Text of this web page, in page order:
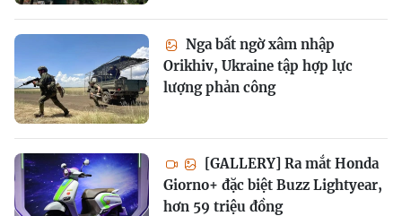
Nga bất ngờ xâm nhập
Orikhiv, Ukraine tập hợp lực
lượng phản công
[GALLERY] Ra mắt Honda
Giorno+ đặc biệt Buzz Lightyear,
hơn 59 triệu đồng